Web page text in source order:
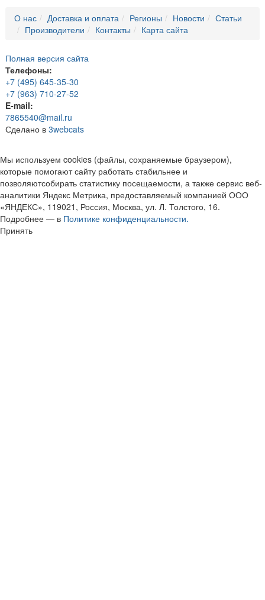
О нас Доставка и оплата Регионы Новости
Статьи
Производители
Контакты Карта сайта
Полная версия сайта
Телефоны:
+7 (495) 645-35-30
+7 (963) 710-27-52
E-mail:
7865540@mail.ru
Сделано в 3webcats
Мы используем cookies (файлы, сохраняемые браузером),
которые помогают сайту работать стабильнее и
позволяютсобирать статистику посещаемости, а также сервис веб-
аналитики Яндекс Метрика, предоставляемый компанией ООО
«ЯНДЕКС», 119021, Россия, Москва, ул. Л. Толстого, 16.
Подробнее — в Политике конфиденциальности.
Принять